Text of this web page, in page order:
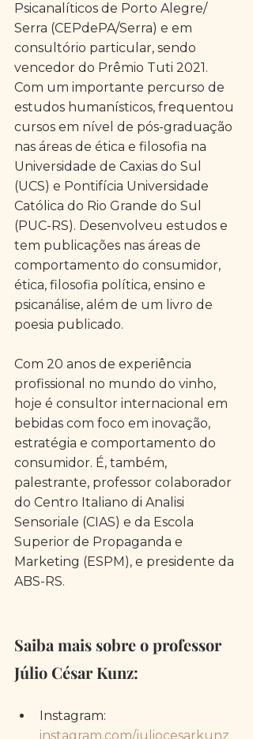
Psicanalíticos de Porto Alegre/
Serra (CEPdePA/Serra) e em
consultório particular, sendo
vencedor do Prêmio Tuti 2021.
Com um importante percurso de
estudos humanísticos, frequentou
cursos em nível de pós-graduação
nas áreas de ética e filosofia na
Universidade de Caxias do Sul
(UCS) e Pontifícia Universidade
Católica do Rio Grande do Sul
(PUC-RS). Desenvolveu estudos e
tem publicações nas áreas de
comportamento do consumidor,
ética, filosofia política, ensino e
psicanálise, além de um livro de
poesia publicado.
Com 20 anos de experiência
profissional no mundo do vinho,
hoje é consultor internacional em
bebidas com foco em inovação,
estratégia e comportamento do
consumidor. É, também,
palestrante, professor colaborador
do Centro Italiano di Analisi
Sensoriale (CIAS) e da Escola
Superior de Propaganda e
Marketing (ESPM), e presidente da
ABS-RS.
Saiba mais sobre o professor
Júlio César Kunz:
Instagram:
instagram.com/juliocesarkunz